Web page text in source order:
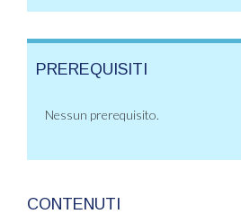
PREREQUISITI
Nessun prerequisito.
CONTENUTI